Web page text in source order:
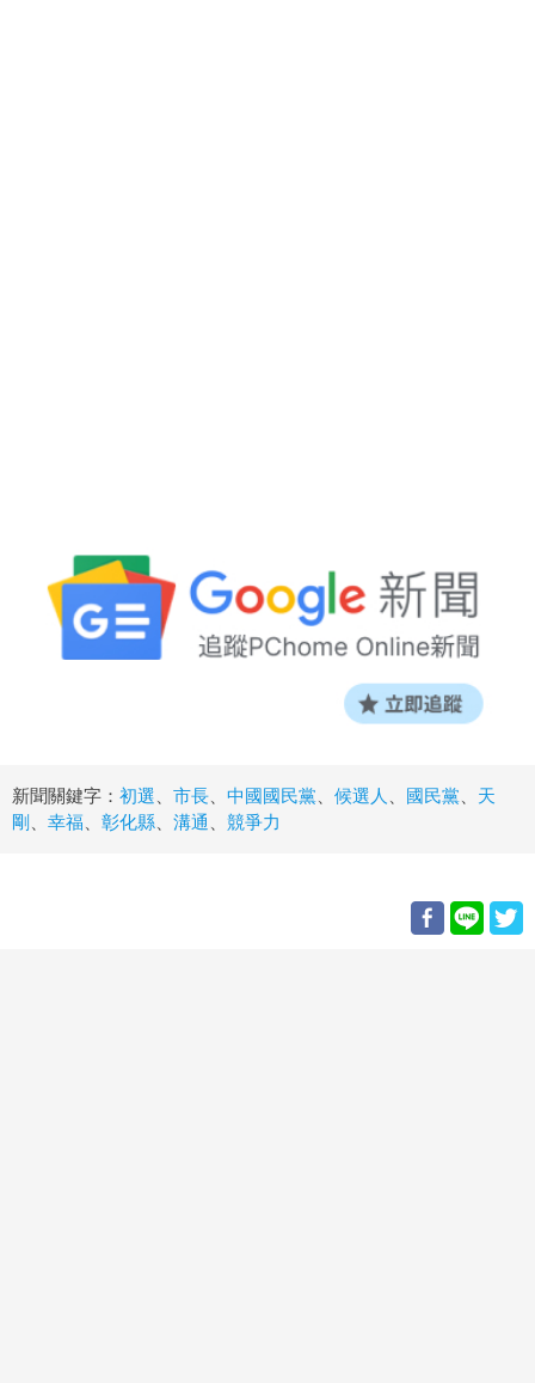
新聞關鍵字： 初選 市長 中國國民黨 候選人 國民黨
天
剛
幸福 彰化縣 溝通 競爭力